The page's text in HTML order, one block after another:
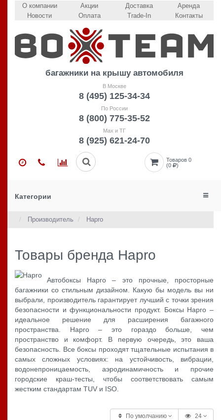
О компании
Новости
Акции
Оплата
Доставка
Trade-In
Аренда
Контакты
багажники на крышу автомобиля
В Москве
8 (495) 125-34-34
По России
8 (800) 775-35-52
Max и ТГ
8 (925) 621-24-70
Товаров 0
(0
)
Категории
Производитель Hapro
Товары бренда Hapro
Автобоксы Hapro – это прочные, просторные
багажники со стильным дизайном. Какую бы модель вы ни
выбрали, производитель гарантирует лучший с точки зрения
безопасности и функциональности продукт. Боксы Hapro –
идеальное решение для расширения багажного
пространства. Hapro – это гораздо больше, чем
пространство и комфорт. В первую очередь, это ваша
безопасность. Все боксы проходят тщательные испытания в
самых сложных условиях: на устойчивость, вибрации,
водонепроницаемость, аэродинамичность и прочие
городские краш-тесты, чтобы соответствовать самым
жестким стандартам TUV и ISO.
По умолчанию 24